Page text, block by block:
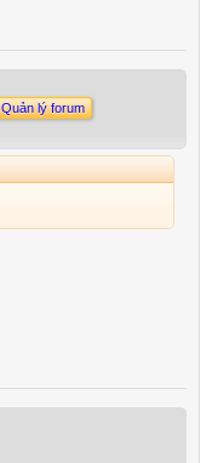
Quản lý forum